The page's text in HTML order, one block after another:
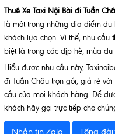
Thuê Xe Taxi Nội Bài đi Tuần
là một trong những địa điểm
khách lựa chọn. Vì thế, nhu cầu
biệt là trong các dịp hè, mùa du
Hiểu được nhu cầu này,
đi Tuần Châu trọn gói, giá rẻ
cầu của mọi khách hàng. Để
khách hãy gọi trực tiếp cho
Nhắn tin Zalo Tổng